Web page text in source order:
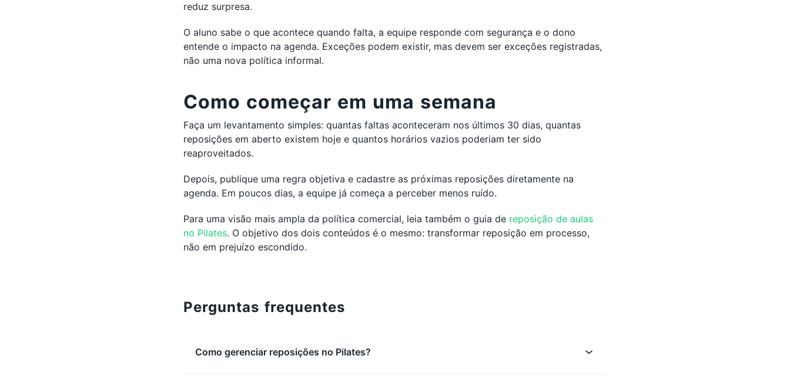
reduz surpresa.
O aluno sabe o que acontece quando falta, a equipe responde com segurança e o dono
entende o impacto na agenda. Exceções podem existir, mas devem ser exceções registradas,
não uma nova política informal.
Como começar em uma semana
Faça um levantamento simples: quantas faltas aconteceram nos últimos 30 dias, quantas
reposições em aberto existem hoje e quantos horários vazios poderiam ter sido
reaproveitados.
Depois, publique uma regra objetiva e cadastre as próximas reposições diretamente na
agenda. Em poucos dias, a equipe já começa a perceber menos ruído.
Para uma visão mais ampla da política comercial, leia também o guia de reposição de aulas
no Pilates. O objetivo dos dois conteúdos é o mesmo: transformar reposição em processo,
não em prejuízo escondido.
Perguntas frequentes
Como gerenciar reposições no Pilates?